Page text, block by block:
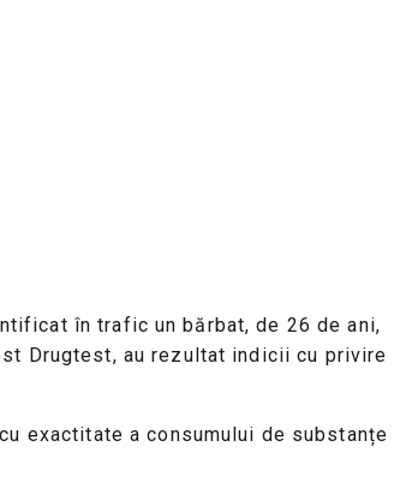
în trafic un bărbat, de 26 de ani,
Drugtest, au rezultat indicii cu privire
exactitate a consumului de substanțe